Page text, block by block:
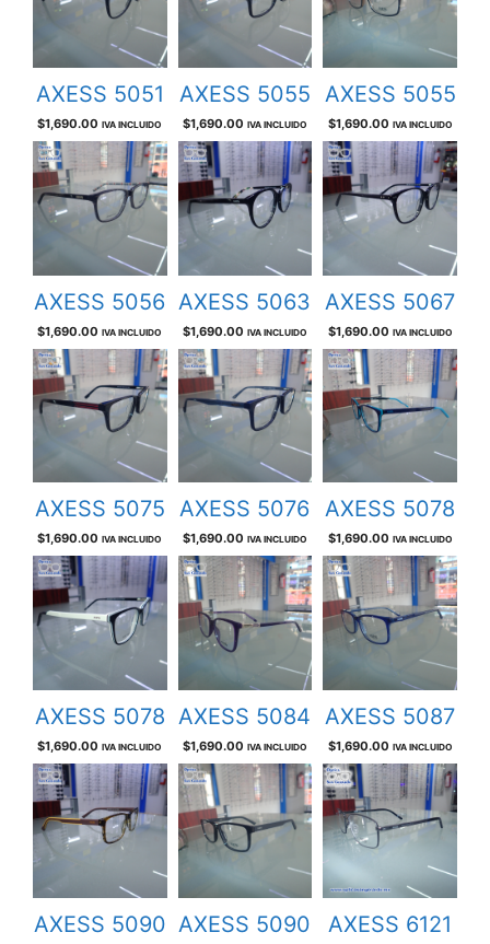
AXESS 5051
$1,690.00 IVA INCLUIDO
AXESS 5055
$1,690.00 IVA INCLUIDO
AXESS 5055
$1,690.00 IVA INCLUIDO
AXESS 5056
$1,690.00 IVA INCLUIDO
AXESS 5063
$1,690.00 IVA INCLUIDO
AXESS 5067
$1,690.00 IVA INCLUIDO
AXESS 5075
$1,690.00 IVA INCLUIDO
AXESS 5076
$1,690.00 IVA INCLUIDO
AXESS 5078
$1,690.00 IVA INCLUIDO
AXESS 5078
$1,690.00 IVA INCLUIDO
AXESS 5084
$1,690.00 IVA INCLUIDO
AXESS 5087
$1,690.00 IVA INCLUIDO
AXESS 5090 AXESS 5090 AXESS 6121